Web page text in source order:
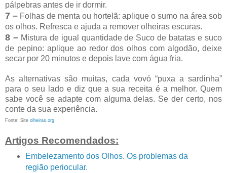
pálpebras antes de ir dormir.
7 – Folhas de menta ou hortelã: aplique o sumo na área sob
os olhos. Refresca e ajuda a remover olheiras escuras.
8 –Mistura de igual quantidade de Suco de batatas e suco
de pepino: aplique ao redor dos olhos com algodão, deixe
secar por 20 minutos e depois lave com água fria.
As alternativas são muitas, cada vovó “puxa a sardinha”
para o seu lado e diz que a sua receita é a melhor. Quem
sabe você se adapte com alguma delas. Se der certo, nos
conte da sua experiência.
Fonte: Site olheiras.org
Artigos Recomendados:
Embelezamento dos Olhos. Os problemas da
região periocular.